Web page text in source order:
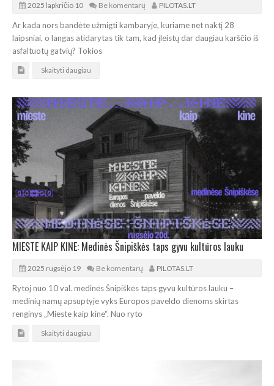
2025 lapkričio 10 Be komentarų PILOTAS.LT
Ar kada nors bandėte užmigti kambaryje, kuriame net naktį 28
laipsniai, o langas atidarytas tik tam, kad įleistų dar daugiau karščio iš
asfaltuotų gatvių? Tokios
Skaityti daugiau
MIESTE KAIP KINE: Medinės Šnipiškės taps gyvu kultūros lauku
2025 rugsėjo 19 Be komentarų PILOTAS.LT
Rytoj nuo 10 val. medinės Šnipiškės taps gyvu kultūros lauku –
medinių namų apsuptyje vyks Europos paveldo dienoms skirtas
renginys „Mieste kaip kine“. Nuo ryto
Skaityti daugiau